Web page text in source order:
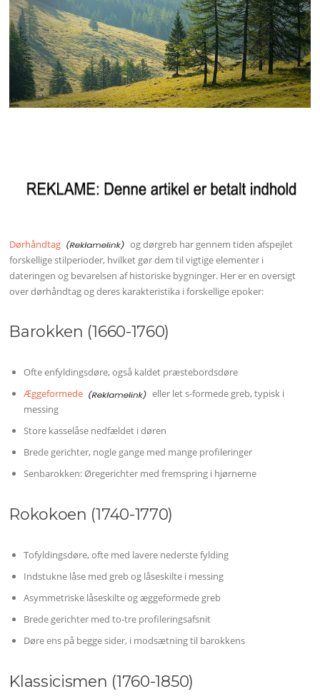
Dørhåndtag
og dørgreb har gennem tiden afspejlet
forskellige stilperioder, hvilket gør dem til vigtige elementer i
dateringen og bevarelsen af historiske bygninger. Her er en oversigt
over dørhåndtag og deres karakteristika i forskellige epoker:
Barokken (1660-1760)
Ofte enfyldingsdøre, også kaldet præstebordsdøre
Æggeformede
eller let s-formede greb, typisk i
messing
Store kasselåse nedfældet i døren
Brede gerichter, nogle gange med mange profileringer
Senbarokken: Øregerichter med fremspring i hjørnerne
Rokokoen (1740-1770)
Tofyldingsdøre, ofte med lavere nederste fylding
Indstukne låse med greb og låseskilte i messing
Asymmetriske låseskilte og æggeformede greb
Brede gerichter med to-tre profileringsafsnit
Døre ens på begge sider, i modsætning til barokkens
Klassicismen (1760-1850)